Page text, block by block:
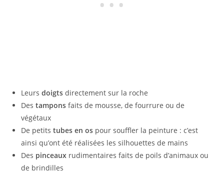
Leursdoigts directement sur la roche
Destampons faits de mousse, de fourrure ou de
végétaux
De petitstubes en os pour souffler la peinture : c’est
ainsi qu’ont été réalisées les silhouettes de mains
Des pinceaux rudimentaires faits de poils d’animaux ou
de brindilles